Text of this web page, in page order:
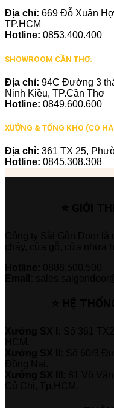
Địa chỉ: 669 Đỗ Xuân
TP.HCM
Hotline: 0853.400.400
SHOWROOM CẦN THƠ:
Địa chỉ: 94C Đường 3
Ninh Kiều, TP.Cần Thơ
Hotline: 0849.600.600
XƯỞNG & TỔNG KHO (CÓ
Địa chỉ: 361 TX 25,
Hotline: 0845.308.308